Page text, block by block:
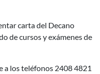
carta del Decano
de cursos y exámenes de
a los teléfonos 2408 4821